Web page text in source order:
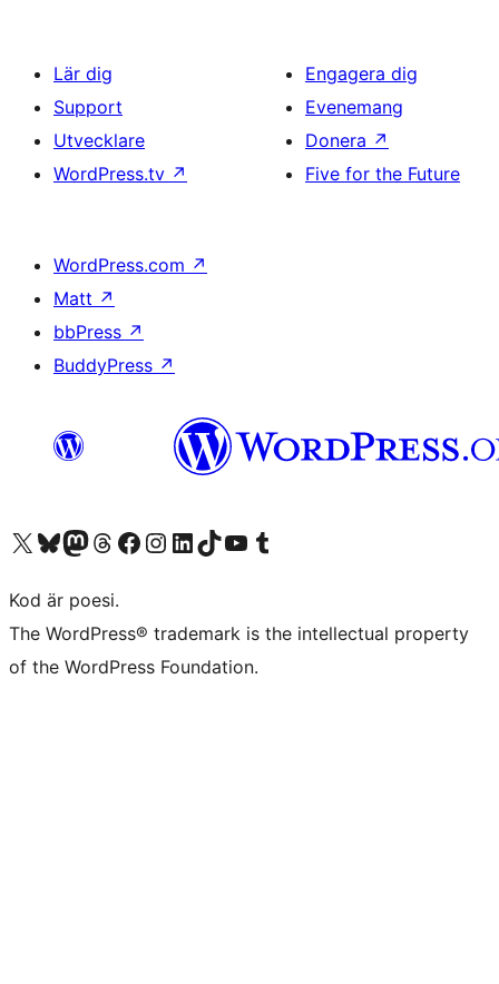
Lär dig
Support
Utvecklare
WordPress.tv ↗
Engagera dig
Evenemang
Donera ↗
Five for the Future
WordPress.com ↗
Matt ↗
bbPress ↗
BuddyPress ↗
Besök vår X-konto (f.d. Twitter)
Besök vårt Bluesky-konto
Besök vårt Mastodon-konto
Besök vårt Thread-konto
Besök vår Facebook-sidaBesök vårt Instagram-konto
Besök vårt LinkedIn-konto
Besök vårt TikTok-konto
Besök vår YouTube-kanalBesök vårt Tumblr-konto
Kod är poesi.
The WordPress® trademark is the intellectual property
of the WordPress Foundation.